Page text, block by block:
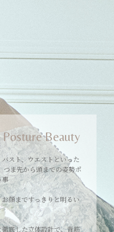
Beauty
スト、ウエストといった
つま先から頭までの姿勢ポ
事
顔まですっきりと明るい
底した立体設計で、背筋